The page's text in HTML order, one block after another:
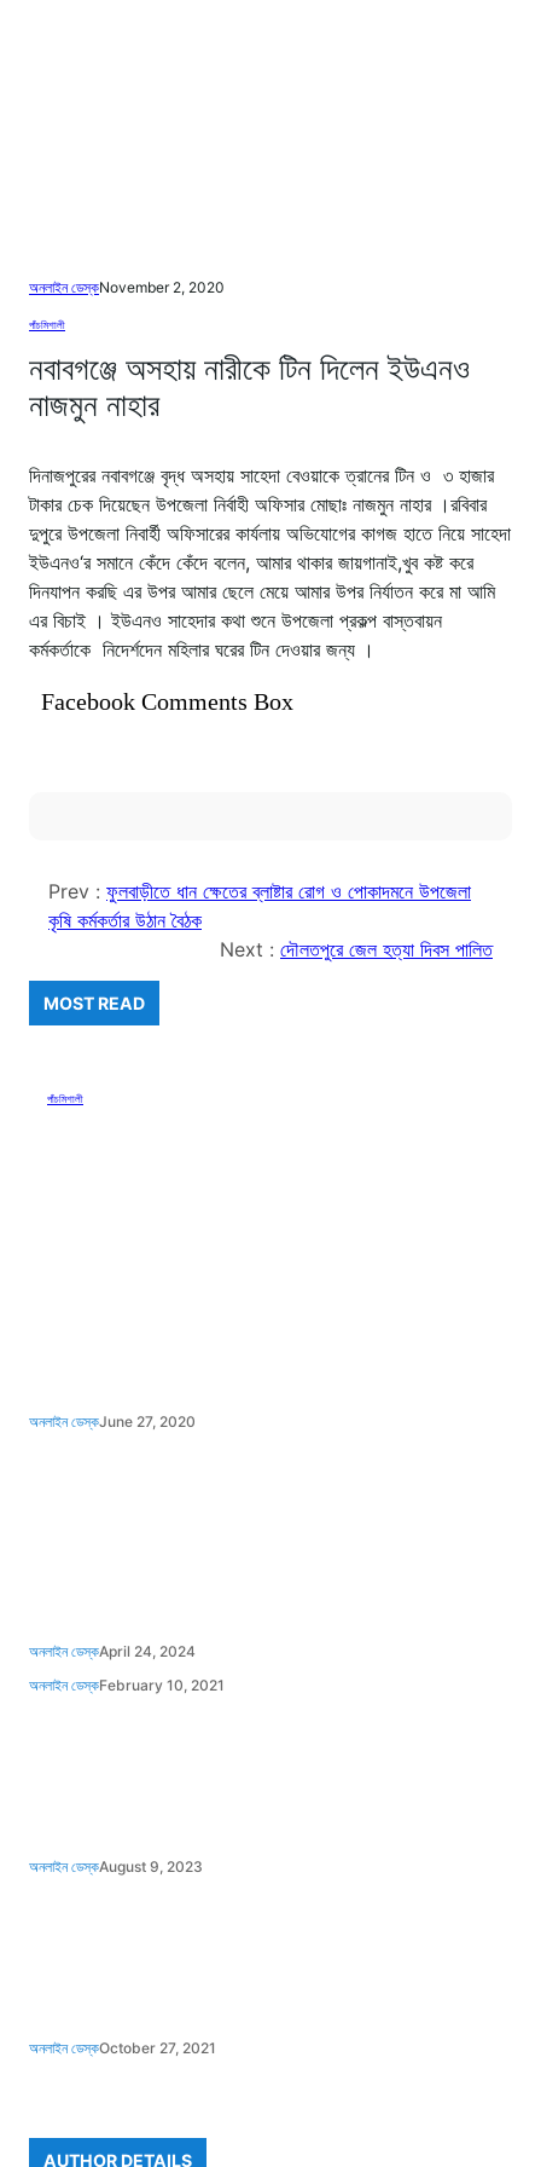
অনলাইন ডেস্কNovember 2, 2020
পাঁচমিশালী
নবাবগঞ্জে অসহায় নারীকে টিন দিলেন ইউএনও
নাজমুন নাহার
দিনাজপুরের নবাবগঞ্জে বৃদ্ধ অসহায় সাহেদা বেওয়াকে ত্রানের টিন ও ৩ হাজার
টাকার চেক দিয়েছেন উপজেলা নির্বাহী অফিসার মোছাঃ নাজমুন নাহার ।রবিবার
দুপুরে উপজেলা নিবার্হী অফিসারের কার্যলায় অভিযোগের কাগজ হাতে নিয়ে সাহেদা
ইউএনও‘র সমানে কেঁদে কেঁদে বলেন, আমার থাকার জায়গানাই,খুব কষ্ট করে
দিনযাপন করছি এর উপর আমার ছেলে মেয়ে আমার উপর নির্যাতন করে মা আমি
এর বিচাই । ইউএনও সাহেদার কথা শুনে উপজেলা প্রকল্প বাস্তবায়ন
কর্মকর্তাকে নিদের্শদেন মহিলার ঘরের টিন দেওয়ার জন্য ।
Facebook Comments Box
Prev : ফুলবাড়ীতে ধান ক্ষেতের ব্লাষ্টার রোগ ও পোকাদমনে উপজেলা
কৃষি কর্মকর্তার উঠান বৈঠক
Next : দৌলতপুরে জেল হত্যা দিবস পালিত
MOST READ
পাঁচমিশালী
অনলাইন ডেস্কJune 27, 2020
অনলাইন ডেস্কApril 24, 2024
অনলাইন ডেস্কFebruary 10, 2021
অনলাইন ডেস্কAugust 9, 2023
অনলাইন ডেস্কOctober 27, 2021
AUTHOR DETAILS